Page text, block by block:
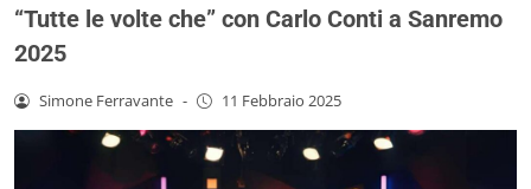
“Tutte le volte che” con Carlo Conti a Sanremo
2025
Simone Ferravante - 11 Febbraio 2025